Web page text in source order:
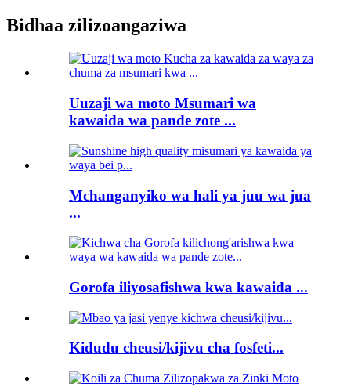
Bidhaa zilizoangaziwa
Uuzaji wa moto Msumari wa
kawaida wa pande zote ...
Mchanganyiko wa hali ya juu wa jua
...
Gorofa iliyosafishwa kwa kawaida ...
Kidudu cheusi/kijivu cha fosfeti...